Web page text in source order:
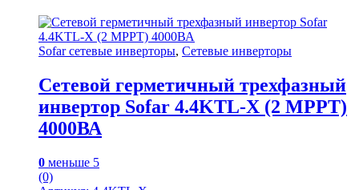
Sofar сетевые инверторы, Сетевые инверторы
Сетевой герметичный трехфазный
инвертор Sofar 4.4KTL-X (2 MPPT)
4000ВА
0 меньше 5
(0)